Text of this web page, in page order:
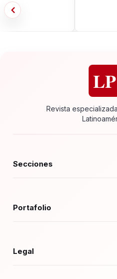
LP
Revista
Secciones
Portafolio
Legal